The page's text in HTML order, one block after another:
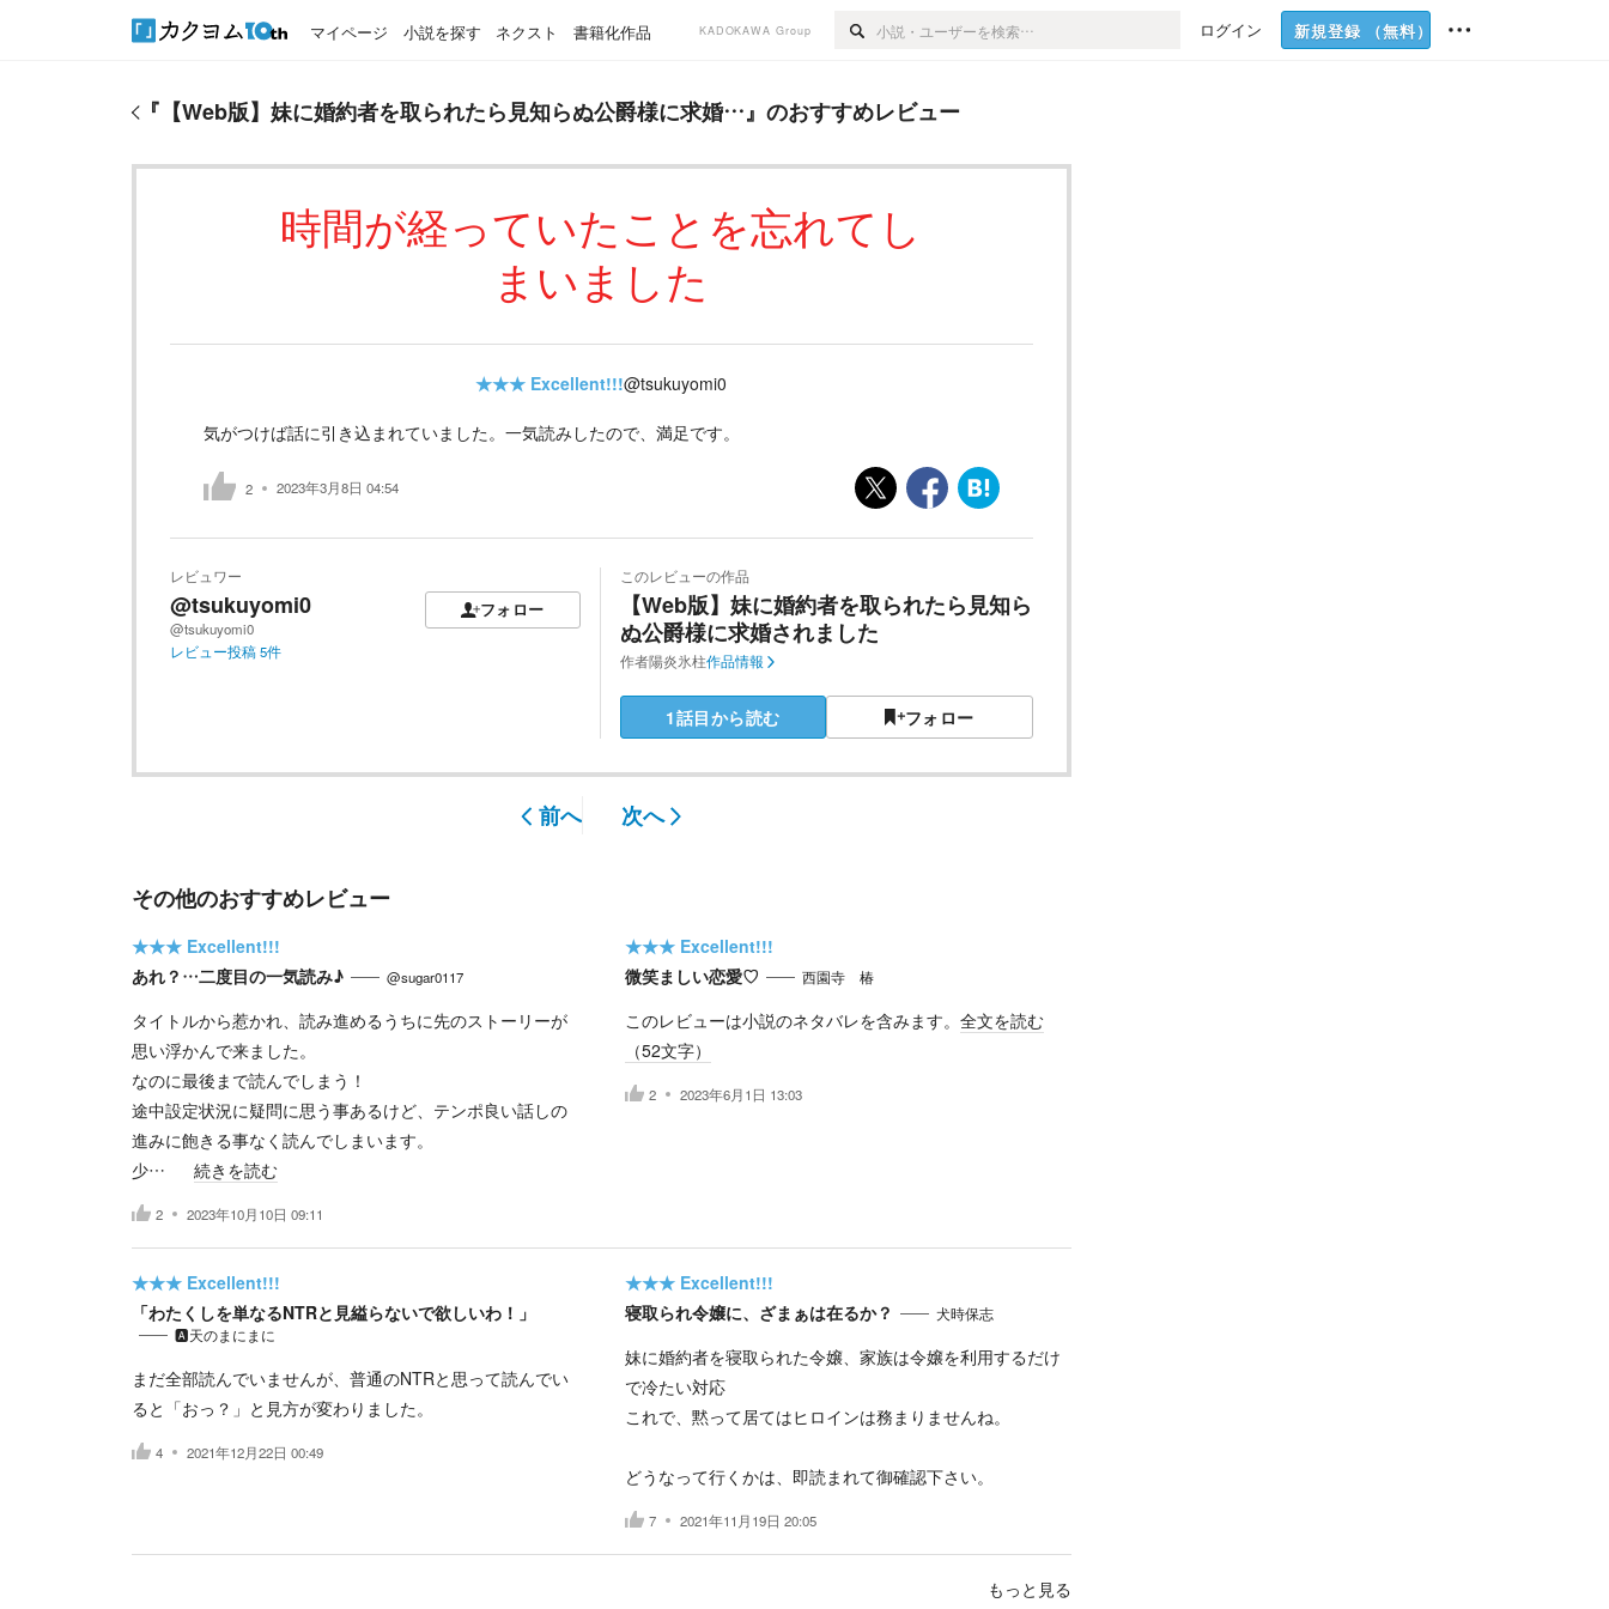
マイページ 小説を探す ネクスト 書籍化作品 KADOKAWA Group ログイン 新規登録 （無料）
『 【Web版】妹に婚約者を取られたら見知らぬ公爵様に求婚…』のおすすめレビュー
時間が経っていたことを忘れてし
まいました
★★★ Excellent!!!@tsukuyomi0
気がつけば話に引き込まれていました。一気読みしたので、満足です。
2 2023年3月8日 04:54
レビュワー
@tsukuyomi0
@tsukuyomi0
フォロー
レビュー投稿5件
このレビューの作品
【Web版】妹に婚約者を取られたら見知ら
ぬ公爵様に求婚されました
作者陽炎氷柱作品情報
1話目から読む フォロー
前へ 次へ
その他のおすすめレビュー
★★★ Excellent!!!
あれ？…二度目の一気読み♪
@sugar0117
タイトルから惹かれ、読み進めるうちに先のストーリーが
思い浮かんで来ました。
なのに最後まで読んでしまう！
途中設定状況に疑問に思う事あるけど、テンポ良い話しの
進みに飽きる事なく読んでしまいます。
少…
続きを読む
2 2023年10月10日 09:11
★★★ Excellent!!!
微笑ましい恋愛♡
西園寺 椿
このレビューは小説のネタバレを含みます。 全文を読む
（52文字）
2 2023年6月1日 13:03
★★★ Excellent!!!
「わたくしを単なるNTRと見縊らないで欲しいわ！」
🅰️天のまにまに
まだ全部読んでいませんが、普通のNTRと思って読んでい
ると「おっ？」と見方が変わりました。
4 2021年12月22日 00:49
★★★ Excellent!!!
寝取られ令嬢に、ざまぁは在るか？
犬時保志
妹に婚約者を寝取られた令嬢、家族は令嬢を利用するだけ
で冷たい対応
これで、黙って居てはヒロインは務まりませんね。
どうなって行くかは、即読まれて御確認下さい。
7 2021年11月19日 20:05
もっと見る